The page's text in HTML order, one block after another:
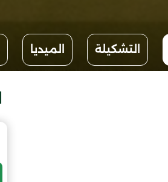
التشكيلة الميديا